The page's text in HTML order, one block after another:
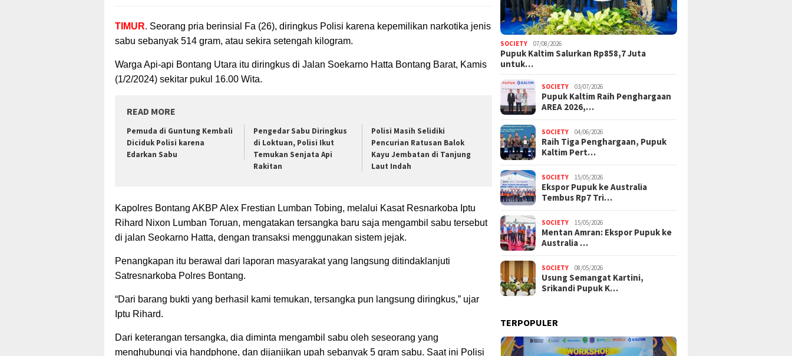
TIMUR. Seorang pria berinsial Fa (26), diringkus Polisi karena kepemilikan narkotika jenis
sabu sebanyak 514 gram, atau sekira setengah kilogram.
Warga Api-api Bontang Utara itu diringkus di Jalan Soekarno Hatta Bontang Barat, Kamis
(1/2/2024) sekitar pukul 16.00 Wita.
READ MORE
Pemuda di Guntung Kembali
Diciduk Polisi karena
Edarkan Sabu
Pengedar Sabu Diringkus
di Loktuan, Polisi Ikut
Temukan Senjata Api
Rakitan
Polisi Masih Selidiki
Pencurian Ratusan Balok
Kayu Jembatan di Tanjung
Laut Indah
Kapolres Bontang AKBP Alex Frestian Lumban Tobing, melalui Kasat Resnarkoba Iptu
Rihard Nixon Lumban Toruan, mengatakan tersangka baru saja mengambil sabu tersebut
di jalan Seokarno Hatta, dengan transaksi menggunakan sistem jejak.
Penangkapan itu berawal dari laporan masyarakat yang langsung ditindaklanjuti
Satresnarkoba Polres Bontang.
“Dari barang bukti yang berhasil kami temukan, tersangka pun langsung diringkus,” ujar
Iptu Rihard.
Dari keterangan tersangka, dia diminta mengambil sabu oleh seseorang yang
menghubungi via handphone, dan dijanjikan upah sebanyak 5 gram sabu. Saat ini Polisi
SOCIETY 07/08/2026
Pupuk Kaltim Salurkan Rp858,7 Juta
untuk…
SOCIETY 03/07/2026
Pupuk Kaltim Raih Penghargaan
AREA 2026,…
SOCIETY 04/06/2026
Raih Tiga Penghargaan, Pupuk
Kaltim Pert…
SOCIETY 15/05/2026
Ekspor Pupuk ke Australia
Tembus Rp7 Tri…
SOCIETY 15/05/2026
Mentan Amran: Ekspor Pupuk ke
Australia …
SOCIETY 08/05/2026
Usung Semangat Kartini,
Srikandi Pupuk K…
TERPOPULER